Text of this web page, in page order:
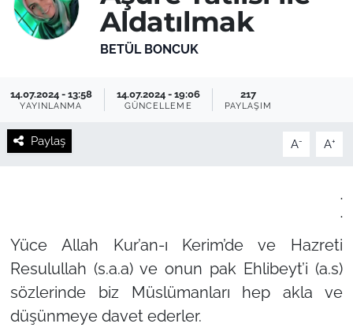
Aldatılmak
BETÜL BONCUK
14.07.2024 - 13:58
YAYINLANMA
14.07.2024 - 19:06
GÜNCELLEME
217
PAYLAŞIM
Paylaş A- A+
.
.
Yüce Allah Kur’an-ı Kerim’de ve Hazreti
Resulullah (s.a.a) ve onun pak Ehlibeyt’i (a.s)
sözlerinde biz Müslümanları hep akla ve
düşünmeye davet ederler.